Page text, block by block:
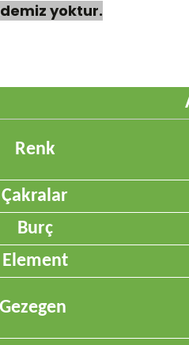
yoktur.
Renk
Çakralar
Burç
Element
Gezegen